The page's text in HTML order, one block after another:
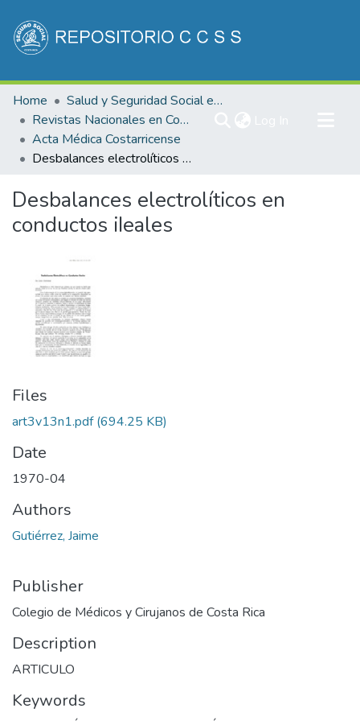
Communities & Collections
All of DSpace
Statistics
Home
Salud y Seguridad Social en Costa Rica
Revistas Nacionales en Costa Rica
Acta Médica Costarricense
Desbalances electrolíticos en conductos iIeales
Desbalances electrolíticos en
conductos iIeales
Files
art3v13n1.pdf(694.25 KB)
Date
1970-04
Authors
Gutiérrez, Jaime
Publisher
Colegio de Médicos y Cirujanos de Costa Rica
Description
ARTICULO
Keywords